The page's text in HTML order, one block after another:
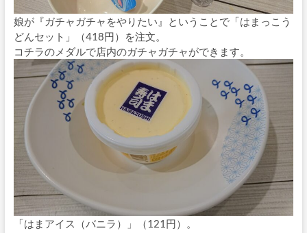
娘が『ガチャガチャをやりたい』ということで「はまっこう
どんセット」（418円）を注文。
コチラのメダルで店内のガチャガチャができます。
「はまアイス（バニラ）」（121円）。